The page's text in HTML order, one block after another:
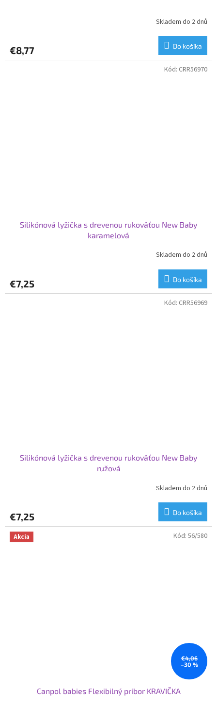
Skladem do 2 dnů
€8,77 Do košíka
Silikónová lyžička s drevenou rukoväťou New Baby
karamelová
Skladem do 2 dnů
€7,25 Do košíka
Kód: CRR56970
Silikónová lyžička s drevenou rukoväťou New Baby
ružová
Skladem do 2 dnů
€7,25 Do košíka
Kód: CRR56969
Akcia
€4,06
–30 %
Canpol babies Flexibilný príbor KRAVIČKA
Kód: 56/580